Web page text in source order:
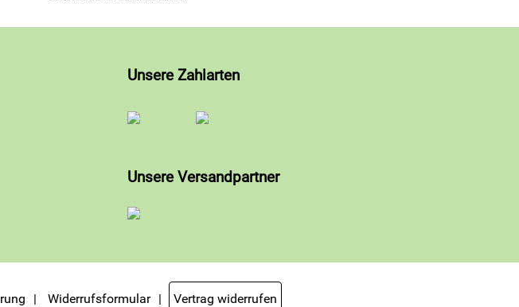
Unsere Zahlarten
Unsere Versandpartner
Widerrufsformular Vertrag widerrufen